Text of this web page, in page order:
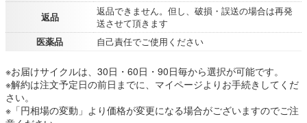
返品
返品できません。但し、破損・誤送の場合は再発
送させて頂きます
医薬品
自己責任でご使用ください
※お届けサイクルは、30日・60日・90日毎から選択が可能です。
※解約は注文予定日の前日までに、マイページよりお手続きしてくだ
さい。
※「円相場の変動」より価格が変更になる場合がございますのでご注